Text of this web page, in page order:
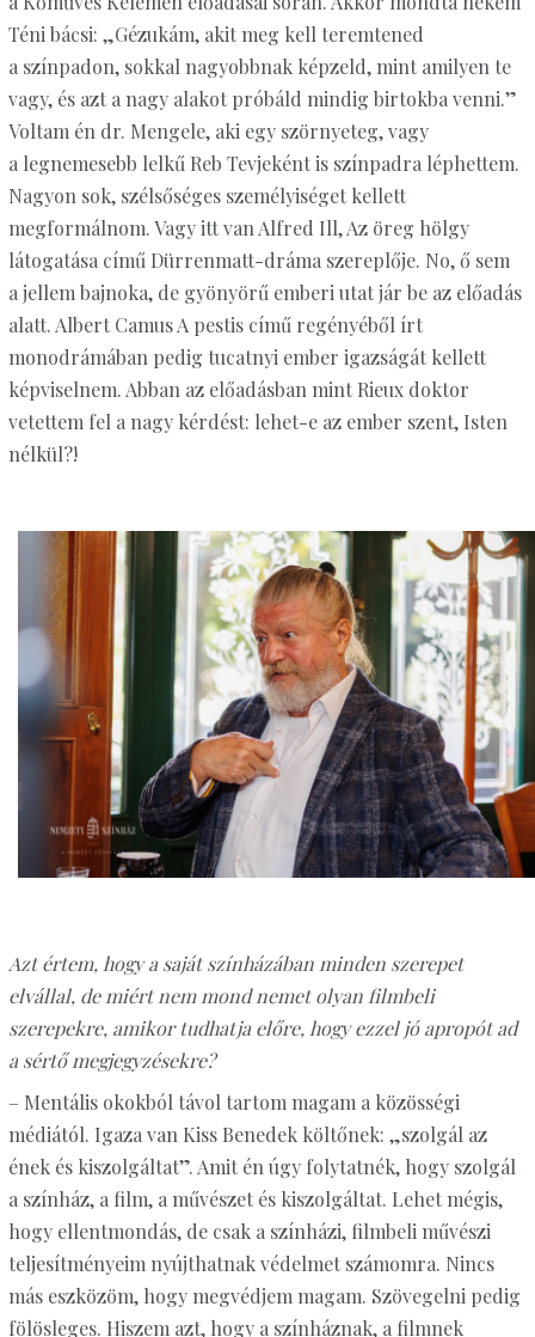
Téni bácsi: „Gézukám, akit meg kell teremtened
a színpadon, sokkal nagyobbnak képzeld, mint amilyen te
vagy, és azt a nagy alakot próbáld mindig birtokba venni.”
Voltam én dr. Mengele, aki egy szörnyeteg, vagy
a legnemesebb lelkű Reb Tevjeként is színpadra léphettem.
Nagyon sok, szélsőséges személyiséget kellett
megformálnom. Vagy itt van Alfred Ill, Az öreg hölgy
látogatása című Dürrenmatt-dráma szereplője. No, ő sem
a jellem bajnoka, de gyönyörű emberi utat jár be az előadás
alatt. Albert Camus A pestis című regényéből írt
monodrámában pedig tucatnyi ember igazságát kellett
képviselnem. Abban az előadásban mint Rieux doktor
vetettem fel a nagy kérdést: lehet-e az ember szent, Isten
nélkül?!
Azt értem, hogy a saját színházában minden szerepet
elvállal, de miért nem mond nemet olyan filmbeli
szerepekre, amikor tudhatja előre, hogy ezzel jó apropót ad
a sértő megjegyzésekre?
– Mentális okokból távol tartom magam a közösségi
médiától. Igaza van Kiss Benedek költőnek: „szolgál az
ének és kiszolgáltat”. Amit én úgy folytatnék, hogy szolgál
a színház, a film, a művészet és kiszolgáltat. Lehet mégis,
hogy ellentmondás, de csak a színházi, filmbeli művészi
teljesítményeim nyújthatnak védelmet számomra. Nincs
más eszközöm, hogy megvédjem magam. Szövegelni pedig
fölösleges. Hiszem azt, hogy a színháznak, a filmnek